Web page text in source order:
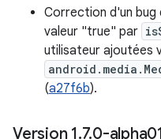
Correction d'un bug
valeur "true" par
utilisateur ajoutées
(a27f6b).
Version 1.7.0-